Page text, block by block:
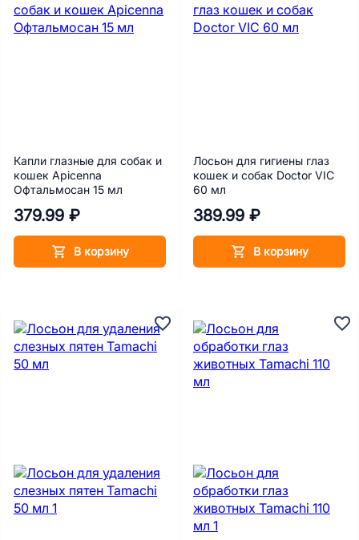
Капли глазные для собак и
кошек Apicenna
Офтальмосан 15 мл
379.99 ₽
В корзину
Лосьон для гигиены глаз
кошек и собак Doctor VIC
60 мл
389.99 ₽
В корзину